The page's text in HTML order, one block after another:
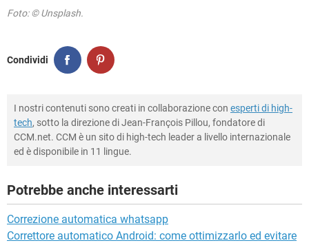
Foto: © Unsplash.
Condividi
I nostri contenuti sono creati in collaborazione con esperti di high-
tech, sotto la direzione di Jean-François Pillou, fondatore di
CCM.net. CCM è un sito di high-tech leader a livello internazionale
ed è disponibile in 11 lingue.
Potrebbe anche interessarti
Correzione automatica whatsapp
Correttore automatico Android: come ottimizzarlo ed evitare